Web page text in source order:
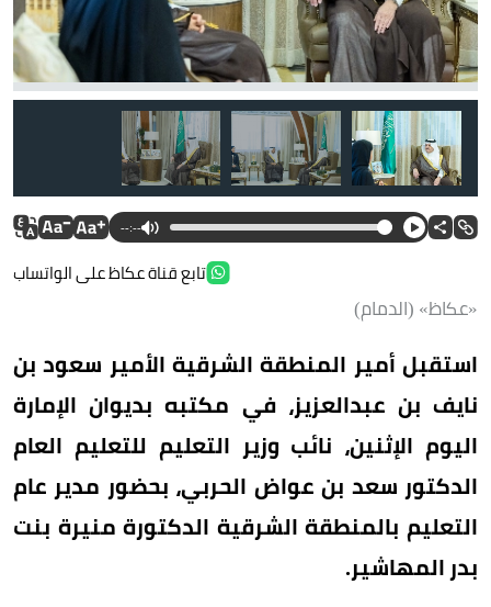
--:--
تابع قناة عكاظ على الواتساب
«عكاظ» (الدمام)
استقبل أمير المنطقة الشرقية الأمير سعود بن
نايف بن عبدالعزيز، في مكتبه بديوان الإمارة
اليوم الإثنين، نائب وزير التعليم للتعليم العام
الدكتور سعد بن عواض الحربي، بحضور مدير عام
التعليم بالمنطقة الشرقية الدكتورة منيرة بنت
بدر المهاشير.